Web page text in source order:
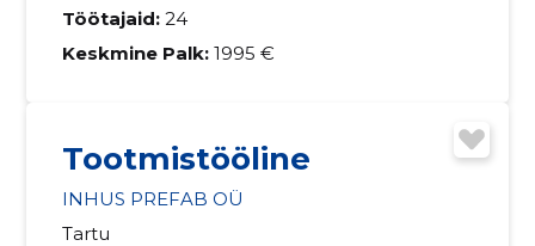
Töötajaid: 24
Keskmine Palk: 1995 €
Tootmistööline
INHUS PREFAB OÜ
Tartu